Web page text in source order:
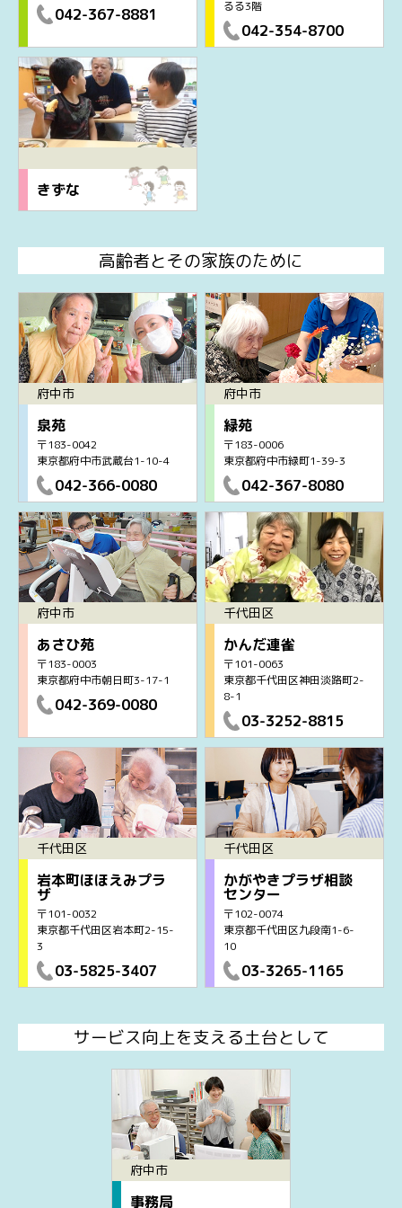
042-367-8881 るる3階
042-354-8700
きずな
高齢者とその家族のために
府中市
泉苑
〒183-0042
東京都府中市武蔵台1-10-4
042-366-0080
府中市
緑苑
〒183-0006
東京都府中市緑町1-39-3
042-367-8080
府中市
あさひ苑
〒183-0003
東京都府中市朝日町3-17-1
042-369-0080
千代田区
かんだ連雀
〒101-0063
東京都千代田区神田淡路町2-
8-1
03-3252-8815
千代田区
岩本町ほほえみプラ
ザ
〒101-0032
東京都千代田区岩本町2-15-
3
03-5825-3407
千代田区
かがやきプラザ相談
センター
〒102-0074
東京都千代田区九段南1-6-
10
03-3265-1165
サービス向上を支える土台として
府中市
事務局